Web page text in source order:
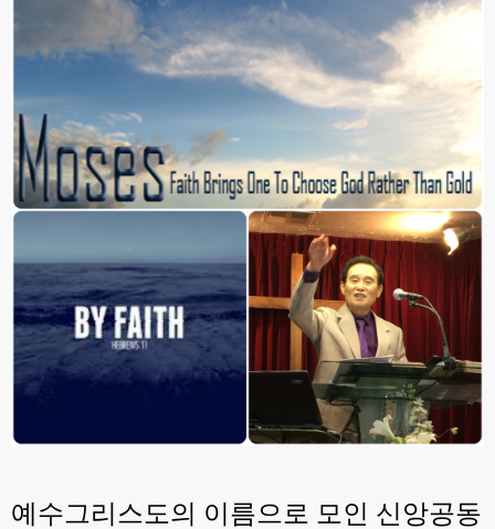
예수그리스도의 이름으로 모인 신앙공동